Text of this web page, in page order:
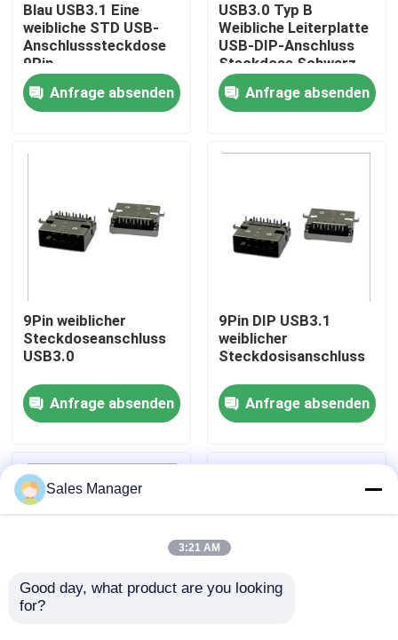
Kontakte
DIP-USB-Anschluss
USB-Buchse
USB-Typ-C-Anschlüsse
DP-Buchsenstecker
Blau USB3.1 Eine
weibliche STD USB-
Anschlusssteckdose
9Pin
Anfrage absenden
USB3.0 Typ B
Weibliche Leiterplatte
USB-DIP-Anschluss
Steckdose Schwarz
HF 180 Grad T-Form
Anfrage absenden
9Pin weiblicher
Steckdoseanschluss
USB3.0
Anfrage absenden
9Pin DIP USB3.1
weiblicher
Steckdosisanschluss
Anfrage absenden
Sales Manager
3:21 AM
Good day, what product are you looking
for?